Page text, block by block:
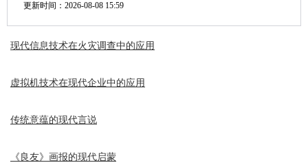
更新时间： 2026-08-08 15:59
现代信息技术在火灾调查中的应用
虚拟机技术在现代企业中的应用
传统意蕴的现代言说
《良友》画报的现代启蒙